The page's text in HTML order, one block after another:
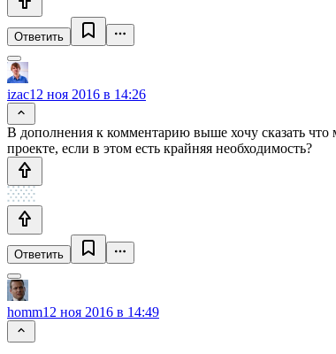
Ответить
izac12 ноя 2016 в 14:26
В дополнения к комментарию выше хочу сказать что
проекте, если в этом есть крайняя необходимость?
Ответить
homm12 ноя 2016 в 14:49